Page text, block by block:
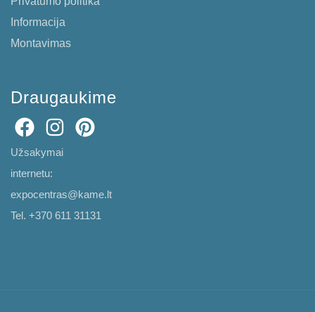
Informacija
Montavimas
Draugaukime
Užsakymai
internetu:
expocentras@kame.lt
Tel. +370 611 31131